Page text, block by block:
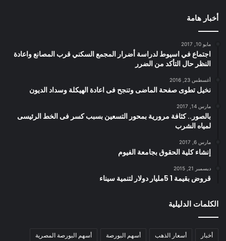
أخبار هامة
مايو 10, 2017
اجتماع في اسيوط لدراسة أضرار المجمع السكني قرب المصانع واعادة
النظر حال التأكد من الضرر
أغسطس 23, 2016
نخيل تطوى صفحة الماضى وتنجح فى اعادة الهيكلة وسداد الديون
مارس 14, 2017
بالصور.. كثافة مرورية بمحور التسعين بسبب كسر فى الخط الرئيسى
لمياه الشرب
مارس 6, 2017
إنشاء كلية الحقوق بجامعة الفيوم
ديسمبر 21, 2015
قروض بقيمة 1 5مليار دولار لتنمية سيناء
الكلمات الدليلية
أخبار أسعار الذهب أسهم البورصة أسهم البورصة المصرية